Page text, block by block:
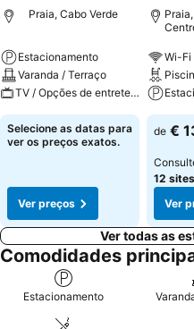
Praia, Cabo Verde
Estacionamento
Varanda / Terraço
TV / Opções de entretenimento
Selecione as datas para
ver os preços exatos.
Ver preços
Wi-Fi
de €
12 sites
Ver
Ver todas as
Comodidades
Estacionamento